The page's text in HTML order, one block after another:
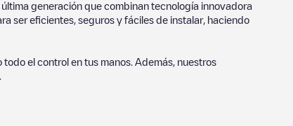
generación que combinan tecnología innovadora
ser eficientes, seguros y fáciles de instalar, haciendo
el control en tus manos. Además, nuestros